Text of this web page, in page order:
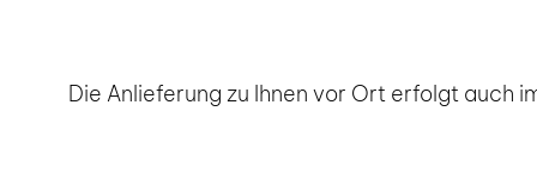
Die Anlieferung zu Ihnen vor Ort erfolgt auch